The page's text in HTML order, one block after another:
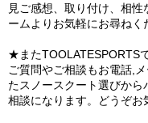
見ご感想、取り付け、相
ームよりお気軽にお尋ねく
★またTOOLATESPORTS
ご質問やご相談もお電話,
たスノースクート選びか
相談になります。どうぞお